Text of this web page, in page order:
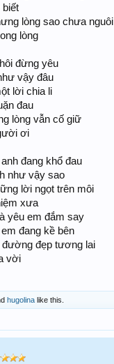
biết
lòng sao chưa nguôi
lòng
đừng yêu
vậy đâu
lời chia li
đau
lòng vẫn cố giữ
ơi
đang khổ đau
như vậy sao
lời ngọt trên môi
xưa
yêu em đắm say
đang kề bên
đường đẹp tương lai
vời
hugolina like this.